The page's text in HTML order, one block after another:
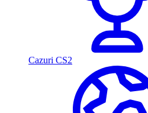
Cazuri CS2